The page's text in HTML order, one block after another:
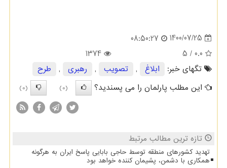
1400/07/25
08:50:27
0.0
/ 5
1374
تگهای خبر:
ابلاغ , تصویب , رهبری ,
طرح
این مطلب پارلمان را می پسندید؟
(0)
(0)
تازه ترین مطالب مرتبط
تهدید کشورهای منطقه توسط حاجی بابایی پاسخ ایران به هرگونه
همکاری با دشمن، پشیمان کننده خواهد بود